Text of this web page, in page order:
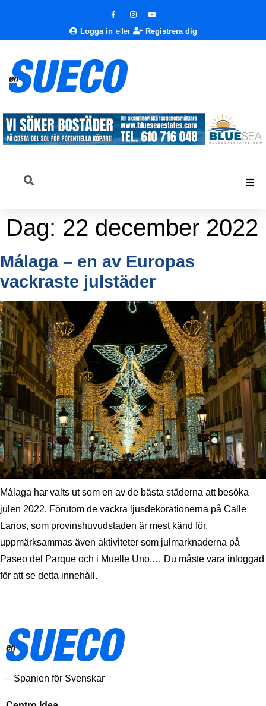
Logga in eller Registrera dig
Dag: 22 december 2022
Málaga – en av Europas
vackraste julstäder
Málaga har valts ut som en av de bästa städerna att besöka
julen 2022. Förutom de vackra ljusdekorationerna på Calle
Larios, som provinshuvudstaden är mest känd för,
uppmärksammas även aktiviteter som julmarknaderna på
Paseo del Parque och i Muelle Uno,… Du måste vara inloggad
för att se detta innehåll.
– Spanien för Svenskar